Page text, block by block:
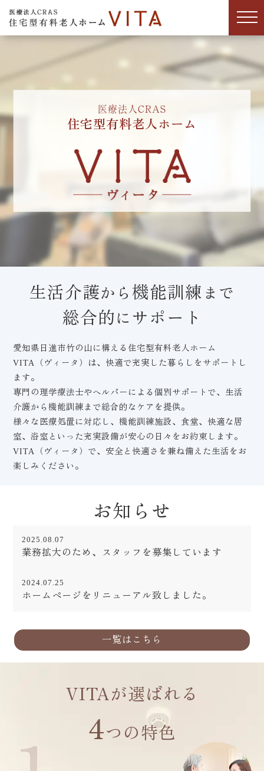
医療法人CRAS
住宅型有料老人ホーム
生活介護から 機能訓練まで
総合的にサポート
愛知県日進市竹の山に構える住宅型有料老人ホーム
VITA（ヴィータ）は、快適で充実した暮らしをサポートし
ます。
専門の理学療法士やヘルパーによる個別サポートで、生活
介護から機能訓練まで総合的なケアを提供。
様々な医療処置に対応し、機能訓練施設、食堂、快適な居
室、浴室といった充実設備が安心の日々をお約束します。
VITA（ヴィータ）で、安全と快適さを兼ね備えた生活をお
楽しみください。
お知らせ
2025.08.07
業務拡大のため、スタッフを募集しています
2024.07.25
ホームページをリニューアル致しました。
一覧はこちら
VITAが選ばれる
4つの特色